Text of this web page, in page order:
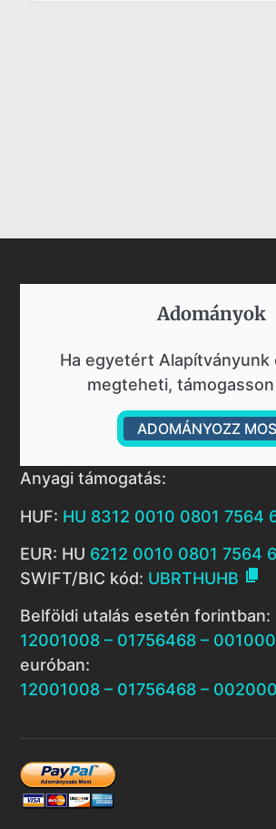
Adományok​
Ha egyetért Alapítványunk
megteheti,
ADOMÁNYOZZ
Anyagi támogatás:
HUF: HU 8312 0010 0801 7564
EUR: HU 6212 0010 0801 7564
SWIFT/BIC kód: UBRTHUHB 
Belföldi utalás esetén forintban:
12001008 – 01756468 –
euróban:
12001008 – 01756468 –